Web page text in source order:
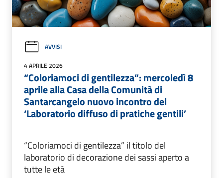
AVVISI
4 APRILE 2026
“Coloriamoci di gentilezza”: mercoledì 8
aprile alla Casa della Comunità di
Santarcangelo nuovo incontro del
‘Laboratorio diffuso di pratiche gentili’
“Coloriamoci di gentilezza” il titolo del
laboratorio di decorazione dei sassi aperto a
tutte le età